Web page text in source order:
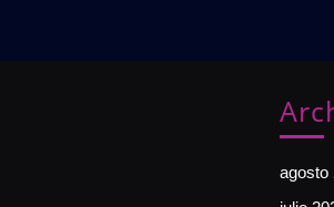
agosto